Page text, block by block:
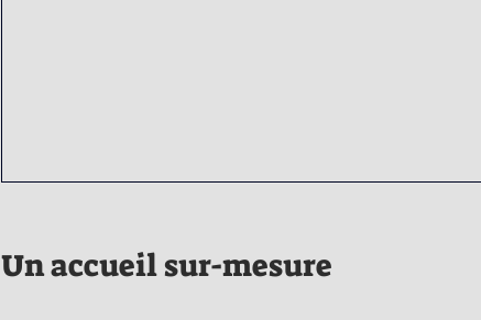
Un accueil sur-mesure